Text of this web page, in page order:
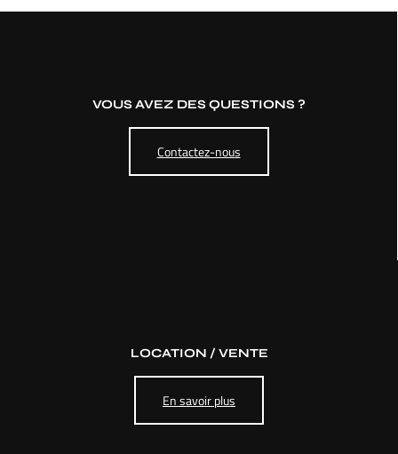
VOUS AVEZ DES QUESTIONS ?
Contactez-nous
LOCATION / VENTE
En savoir plus